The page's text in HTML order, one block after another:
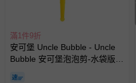
滿1件9折
安可堡 Uncle Bubble - Uncle
Bubble 安可堡泡泡剪-水袋版